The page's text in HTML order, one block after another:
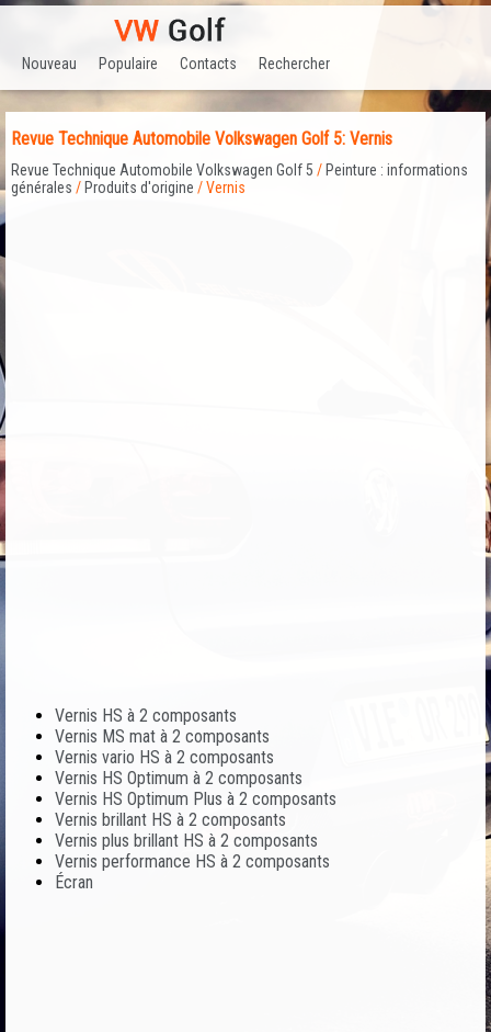
Nouveau Populaire Contacts Rechercher
Revue Technique Automobile Volkswagen Golf 5: Vernis
Revue Technique Automobile Volkswagen Golf 5 / Peinture : informations
générales / Produits d'origine / Vernis
Vernis HS à 2 composants
Vernis MS mat à 2 composants
Vernis vario HS à 2 composants
Vernis HS Optimum à 2 composants
Vernis HS Optimum Plus à 2 composants
Vernis brillant HS à 2 composants
Vernis plus brillant HS à 2 composants
Vernis performance HS à 2 composants
Écran